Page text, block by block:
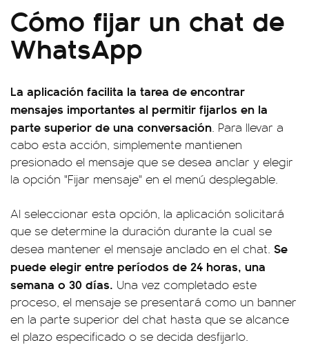
Cómo fijar un chat de
WhatsApp
La aplicación facilita la tarea de encontrar
mensajes importantes al permitir fijarlos en la
parte superior de una conversación. Para llevar a
cabo esta acción, simplemente mantienen
presionado el mensaje que se desea anclar y elegir
la opción "Fijar mensaje" en el menú desplegable.
Al seleccionar esta opción, la aplicación solicitará
que se determine la duración durante la cual se
desea mantener el mensaje anclado en el chat. Se
puede elegir entre períodos de 24 horas, una
semana o 30 días. Una vez completado este
proceso, el mensaje se presentará como un banner
en la parte superior del chat hasta que se alcance
el plazo especificado o se decida desfijarlo.